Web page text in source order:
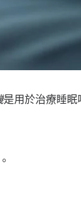
是用於治療睡眠